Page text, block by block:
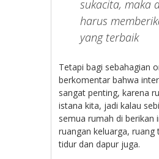
sukacita, maka
harus
yang terbaik
Tetapi bagi sebahagian
berkomentar bahwa
sangat penting, karena
istana kita, jadi kalau
semua rumah di berikan
ruangan keluarga, ruang
tidur dan dapur juga.